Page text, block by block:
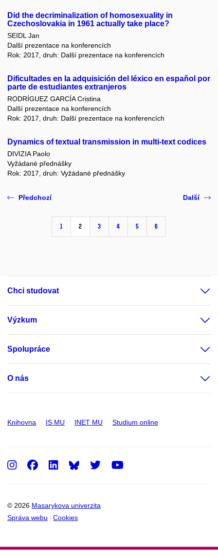
Did the decriminalization of homosexuality in
Czechoslovakia in 1961 actually take place?
SEIDL Jan
Další prezentace na konferencích
Rok: 2017, druh: Další prezentace na konferencích
Dificultades en la adquisición del léxico en espaňol por
parte de estudiantes extranjeros
RODRÍGUEZ GARCÍA Cristina
Další prezentace na konferencích
Rok: 2017, druh: Další prezentace na konferencích
Dynamics of textual transmission in multi-text codices
DIVIZIA Paolo
Vyžádané přednášky
Rok: 2017, druh: Vyžádané přednášky
Předchozí
1 2 3 4 5 6
Další
Chci studovat
Výzkum
Spolupráce
O nás
Knihovna IS MU INET MU Studium online
© 2026 Masarykova univerzita
Správa webu
Cookies
Instagram
Facebook
LinkedInTwitter